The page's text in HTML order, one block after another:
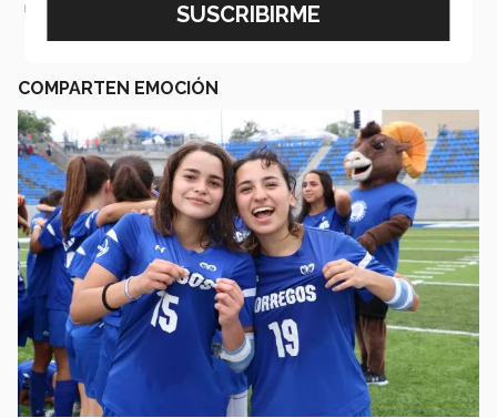
Borregas PrepaTec CEM
COMPARTEN EMOCIÓN